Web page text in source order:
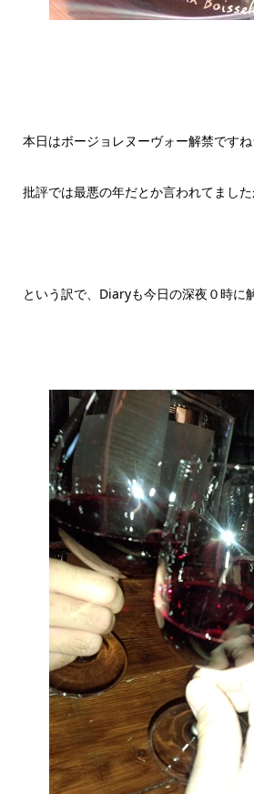
本日はボージョレヌーヴォー解禁です
批評では最悪の年だとか言われてまし
という訳で、Diaryも今日の深夜０時に